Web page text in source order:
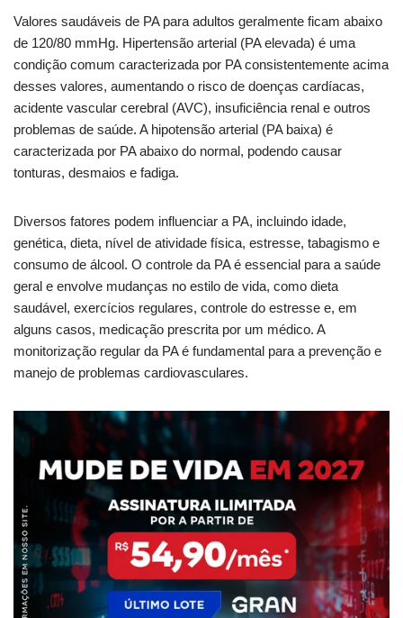
Valores saudáveis ​​de PA para adultos geralmente ficam abaixo
de 120/80 mmHg. Hipertensão arterial (PA elevada) é uma
condição comum caracterizada por PA consistentemente acima
desses valores, aumentando o risco de doenças cardíacas,
acidente vascular cerebral (AVC), insuficiência renal e outros
problemas de saúde. A hipotensão arterial (PA baixa) é
caracterizada por PA abaixo do normal, podendo causar
tonturas, desmaios e fadiga.
Diversos fatores podem influenciar a PA, incluindo idade,
genética, dieta, nível de atividade física, estresse, tabagismo e
consumo de álcool. O controle da PA é essencial para a saúde
geral e envolve mudanças no estilo de vida, como dieta
saudável, exercícios regulares, controle do estresse e, em
alguns casos, medicação prescrita por um médico. A
monitorização regular da PA é fundamental para a prevenção e
manejo de problemas cardiovasculares.